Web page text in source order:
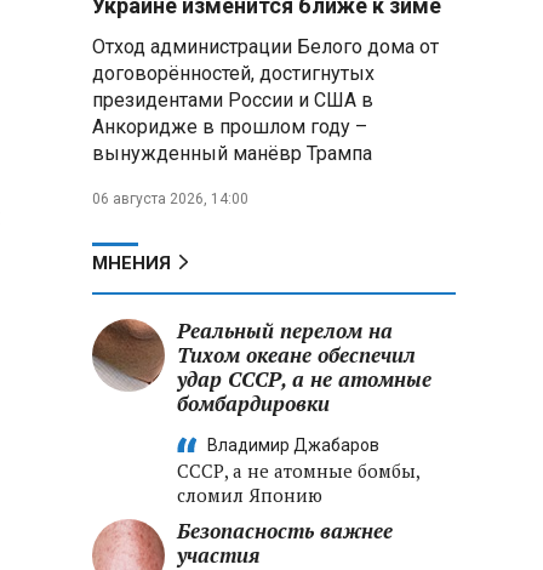
Президент Алжира готовится
к визиту в Беларусь — МИД
Алжира
300 жителей Курской области,
неизвестной
Второй энергоблок БелАЭС
вновь вышел на номинальную
мощность после диагностики
оборудования
Украине изменится ближе к зиме
Отход администрации Белого дома от
договорённостей, достигнутых
президентами России и США в
Анкоридже в прошлом году –
вынужденный манёвр Трампа
06 августа 2026, 14:00
МНЕНИЯ
Реальный перелом на
Тихом океане обеспечил
удар СССР, а не атомные
бомбардировки
Владимир Джабаров
СССР, а не атомные бомбы,
сломил Японию
Безопасность важнее
участия